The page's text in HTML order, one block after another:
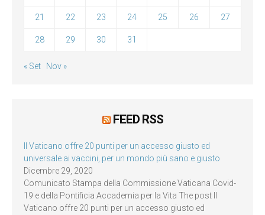
21 22 23 24 25 26 27
28 29 30 31
« Set Nov »
FEED RSS
Il Vaticano offre 20 punti per un accesso giusto ed
universale ai vaccini, per un mondo più sano e giusto
Dicembre 29, 2020
Comunicato Stampa della Commissione Vaticana Covid-
19 e della Pontificia Accademia per la Vita The post Il
Vaticano offre 20 punti per un accesso giusto ed